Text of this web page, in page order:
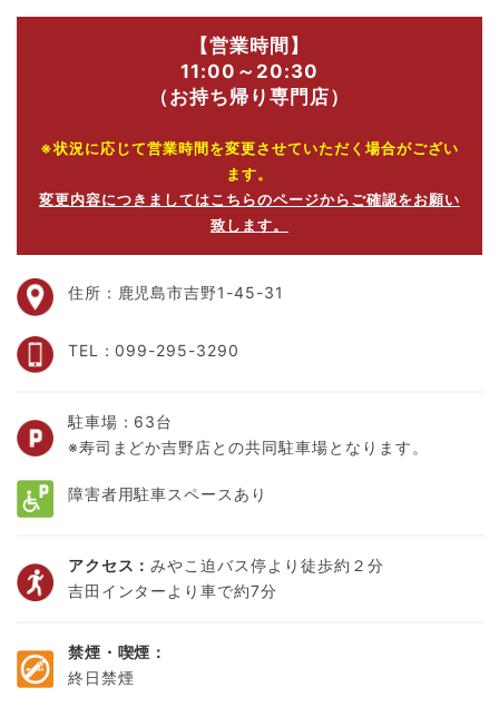
【営業時間】
11:00～20:30
（お持ち帰り専門店）
※状況に応じて営業時間を変更させていただく場合がござい
ます。
変更内容につきましてはこちらのページからご確認をお願い
致します。
住所：鹿児島市吉野1-45-31
TEL：099-295-3290
駐車場：63台
※寿司まどか吉野店との共同駐車場となります。
障害者用駐車スペースあり
アクセス：みやこ迫バス停より徒歩約２分
吉田インターより車で約7分
禁煙・喫煙：
終日禁煙